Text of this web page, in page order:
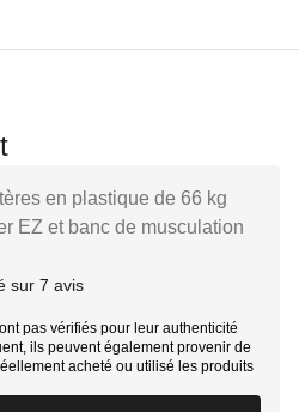
en plastique de 66 kg
EZ et banc de musculation
sur 7 avis
pas vérifiés pour leur authenticité
ils peuvent également provenir de
acheté ou utilisé les produits